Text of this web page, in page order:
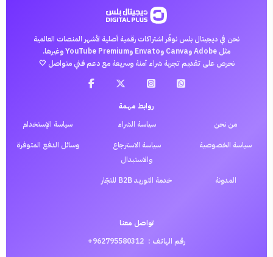
نحن في ديجيتال بلس نوفّر اشتراكات رقمية أصلية لأشهر المنصات العالمية
مثل Adobe وCanva وEnvato وYouTube Premium وغيرها.
نحرص على تقديم تجربة شراء آمنة وسريعة مع دعم فني متواصل 🤍
روابط مهمة
من نحن
سياسة الشراء
سياسة الإستخدام
سياسة الخصوصية
سياسة الاسترجاع
والاستبدال
وسائل الدفع المتوفرة
المدونة خدمة التوريد B2B للتجّار
تواصل معنا
رقم الهاتف : 962795580312+